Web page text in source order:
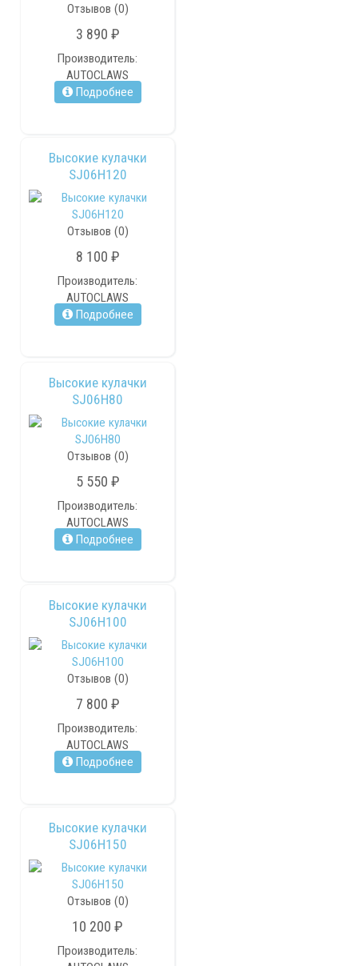
Отзывов (0)
3 890 ₽
Производитель:
AUTOCLAWS
Подробнее
Высокие кулачки
SJ06H120
Отзывов (0)
8 100 ₽
Производитель:
AUTOCLAWS
Подробнее
Высокие кулачки
SJ06H80
Отзывов (0)
5 550 ₽
Производитель:
AUTOCLAWS
Подробнее
Высокие кулачки
SJ06H100
Отзывов (0)
7 800 ₽
Производитель:
AUTOCLAWS
Подробнее
Высокие кулачки
SJ06H150
Отзывов (0)
10 200 ₽
Производитель: